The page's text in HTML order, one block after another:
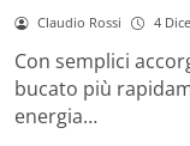
Claudio Rossi 4
Con semplici
bucato più
energia…